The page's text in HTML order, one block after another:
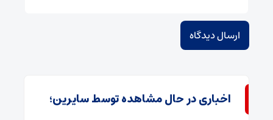
اخباری در حال مشاهده توسط سایرین؛